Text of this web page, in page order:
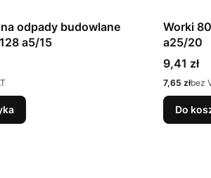
odpady budowlane
a5/15
Worki
a25/20
Cena
9,41 zł
Cena
7,65 złbez
Do